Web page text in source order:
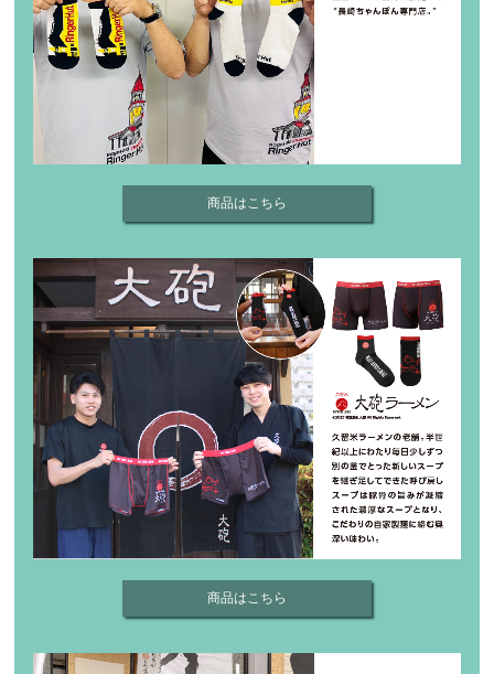
商品はこちら
商品はこちら